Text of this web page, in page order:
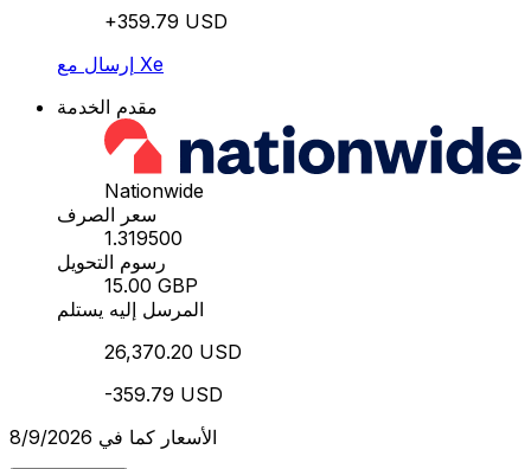
+359.79 USD
إرسال مع Xe
مقدم الخدمة
Nationwide
سعر الصرف
1.319500
رسوم التحويل
15.00 GBP
المرسل إليه يستلم
26,370.20 USD
-359.79 USD
الأسعار كما في 8/9/2026